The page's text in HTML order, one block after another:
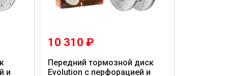
и
10 310 ₽
Передний тормозной диск
Evolution с перфорацией и